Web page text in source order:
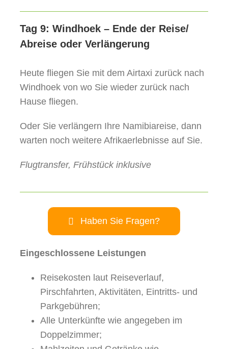
Tag 9: Windhoek – Ende der Reise/
Abreise oder Verlängerung
Heute fliegen Sie mit dem Airtaxi zurück nach
Windhoek von wo Sie wieder zurück nach
Hause fliegen.
Oder Sie verlängern Ihre Namibiareise, dann
warten noch weitere Afrikaerlebnisse auf Sie.
Flugtransfer, Frühstück inklusive
Haben Sie Fragen?
Eingeschlossene Leistungen
Reisekosten laut Reiseverlauf,
Pirschfahrten, Aktivitäten, Eintritts- und
Parkgebühren;
Alle Unterkünfte wie angegeben im
Doppelzimmer;